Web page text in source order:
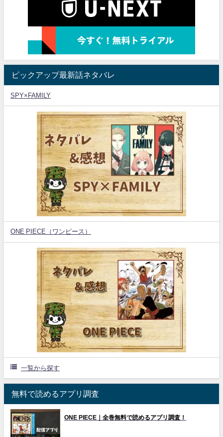
ピックアップ最新話ネタバレ
SPY×FAMILY
ONE PIECE（ワンピース）
一覧から探す
無料で読めるアプリ調査
ONE PIECE｜全巻無料で読めるアプリ調査！